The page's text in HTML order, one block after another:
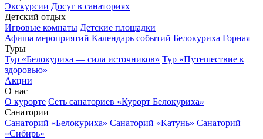
Экскурсии Досуг в санаториях
Детский отдых
Игровые комнаты Детские площадки
Афиша мероприятий Календарь событий Белокуриха Горная
Туры
Тур «Белокуриха — сила источников» Тур «Путешествие к
здоровью»
Акции
О нас
О курорте Сеть санаториев «Курорт Белокуриха»
Санатории
Санаторий «Белокуриха» Санаторий «Катунь» Санаторий
«Сибирь»